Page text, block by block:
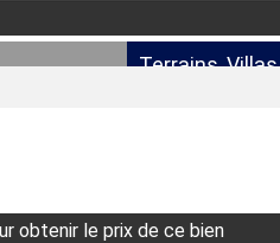
Terrains, Villas
obtenir le prix de ce bien